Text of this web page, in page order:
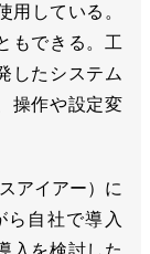
用している。
もできる。工
したシステム
操作や設定変
アイアー）に
ら自社で導入
入を検討した